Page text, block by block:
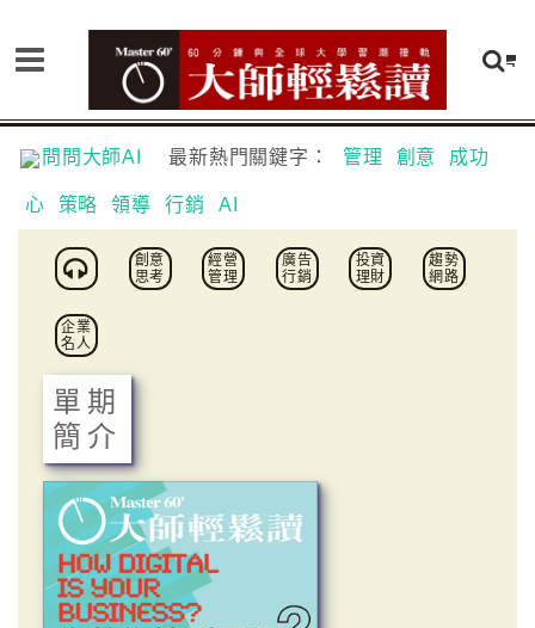
問問大師AI 最新熱門關鍵字： 管理 創意 成功
心 策略 領導 行銷 AI
創意
思考
經營
管理
廣告
行銷
投資
理財
趨勢
網路
企業
名人
單期
簡介